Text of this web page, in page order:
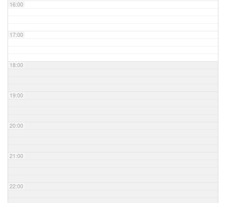
16:00
17:00
18:00
19:00
20:00
21:00
22:00